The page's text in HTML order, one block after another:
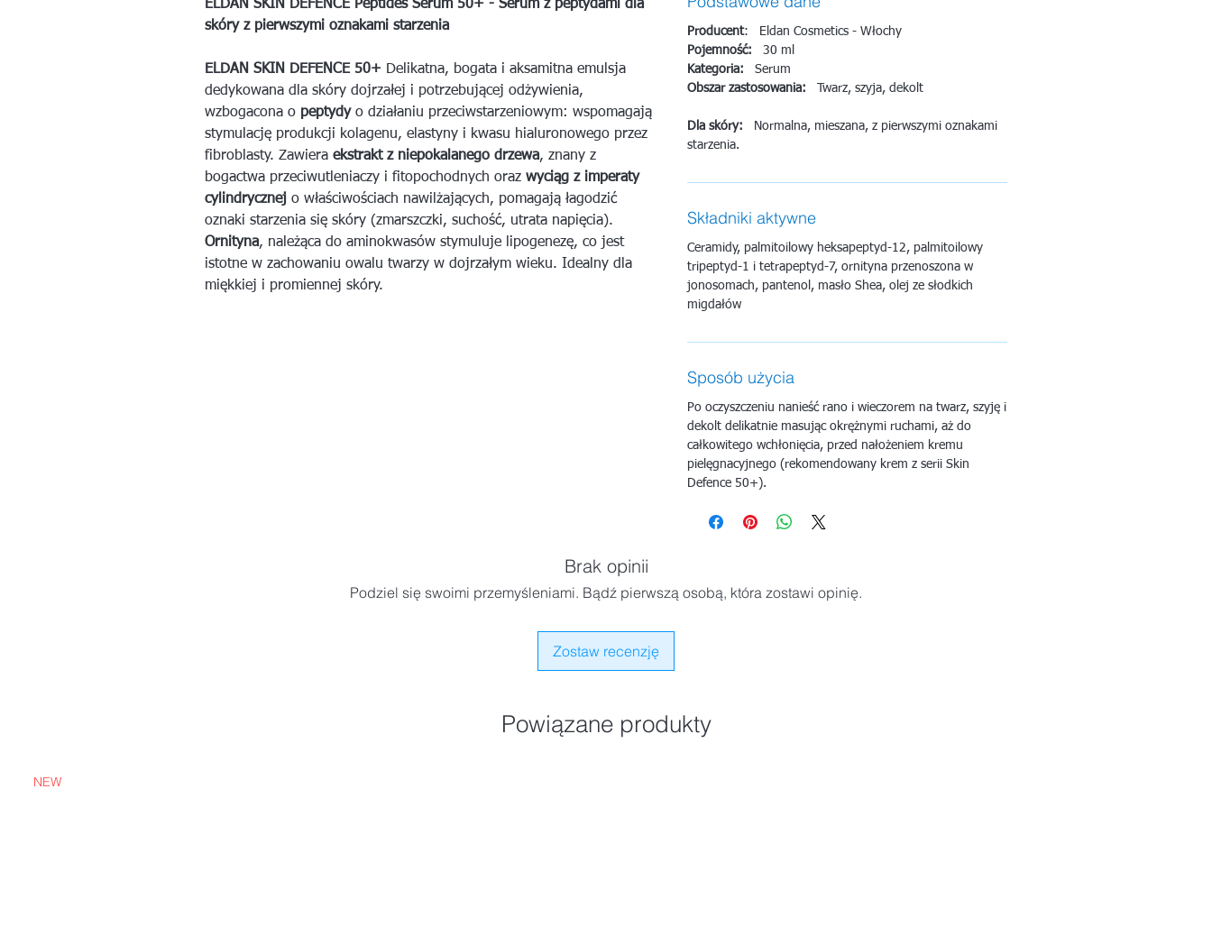
ELDAN SKIN DEFENCE Peptides Serum 50+ - Serum z peptydami dla
skóry z pierwszymi oznakami starzenia
ELDAN SKIN DEFENCE 50+ Delikatna, bogata i aksamitna emulsja
dedykowana dla skóry dojrzałej i potrzebującej odżywienia,
wzbogacona o peptydyo działaniu przeciwstarzeniowym: wspomagają
stymulację produkcji kolagenu, elastyny i kwasu hialuronowego przez
fibroblasty. Zawiera ekstrakt z niepokalanego drzewa, znany z
bogactwa przeciwutleniaczy i fitopochodnych oraz wyciąg z imperaty
cylindrycznej o właściwościach nawilżających, pomagają łagodzić
oznaki starzenia się skóry (zmarszczki, suchość, utrata napięcia).
Ornityna, należąca do aminokwasów stymuluje lipogenezę, co jest
istotne w zachowaniu owalu twarzy w dojrzałym wieku. Idealny dla
miękkiej i promiennej skóry.
Producent: Eldan Cosmetics - Włochy
Pojemność: 30 ml
Kategoria: Serum
Obszar zastosowania: Twarz, szyja, dekolt
Dla skóry: Normalna, mieszana, z pierwszymi oznakami
starzenia.
Składniki aktywne
Ceramidy, palmitoilowy heksapeptyd-12, palmitoilowy
tripeptyd-1 i tetrapeptyd-7, ornityna przenoszona w
jonosomach, pantenol, masło Shea, olej ze słodkich
migdałów
Sposób użycia
Po oczyszczeniu nanieść rano i wieczorem na twarz, szyję i
dekolt delikatnie masując okrężnymi ruchami, aż do
całkowitego wchłonięcia, przed nałożeniem kremu
pielęgnacyjnego (rekomendowany krem z serii Skin
Defence 50+).
Brak opinii
Podziel się swoimi przemyśleniami. Bądź pierwszą osobą, która zostawi opinię.
Zostaw recenzję
Powiązane produkty
NEW